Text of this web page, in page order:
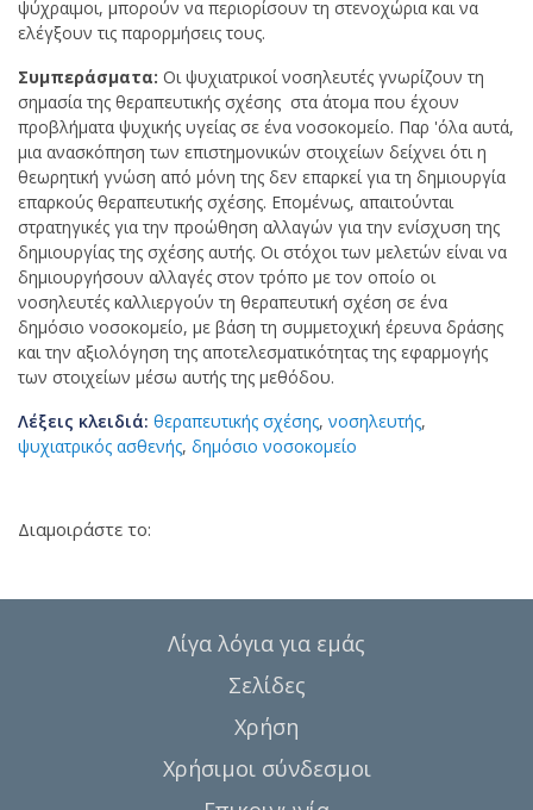
ψύχραιμοι, μπορούν να περιορίσουν τη στενοχώρια και να
ελέγξουν τις παρορμήσεις τους.
Συμπεράσματα: Οι ψυχιατρικοί νοσηλευτές γνωρίζουν τη
σημασία της θεραπευτικής σχέσης στα άτομα που έχουν
προβλήματα ψυχικής υγείας σε ένα νοσοκομείο. Παρ 'όλα αυτά,
μια ανασκόπηση των επιστημονικών στοιχείων δείχνει ότι η
θεωρητική γνώση από μόνη της δεν επαρκεί για τη δημιουργία
επαρκούς θεραπευτικής σχέσης. Επομένως, απαιτούνται
στρατηγικές για την προώθηση αλλαγών για την ενίσχυση της
δημιουργίας της σχέσης αυτής. Οι στόχοι των μελετών είναι να
δημιουργήσουν αλλαγές στον τρόπο με τον οποίο οι
νοσηλευτές καλλιεργούν τη θεραπευτική σχέση σε ένα
δημόσιο νοσοκομείο, με βάση τη συμμετοχική έρευνα δράσης
και την αξιολόγηση της αποτελεσματικότητας της εφαρμογής
των στοιχείων μέσω αυτής της μεθόδου.
Λέξεις κλειδιά: θεραπευτικής σχέσης, νοσηλευτής,
ψυχιατρικός ασθενής, δημόσιο νοσοκομείο
Διαμοιράστε το:
Λίγα λόγια για εμάς
Σελίδες
Χρήση
Χρήσιμοι σύνδεσμοι